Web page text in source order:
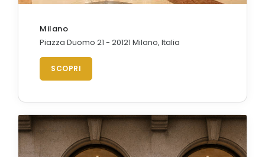
Milano
Piazza Duomo 21 - 20121 Milano, Italia
SCOPRI